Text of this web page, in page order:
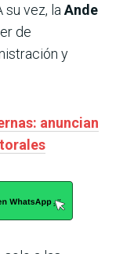
su vez, la Ande
de
y
anuncian